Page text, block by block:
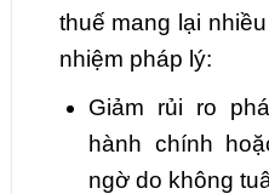
thuế mang lại
nhiệm pháp lý:
Giảm rủi ro
hành chính
ngờ do không